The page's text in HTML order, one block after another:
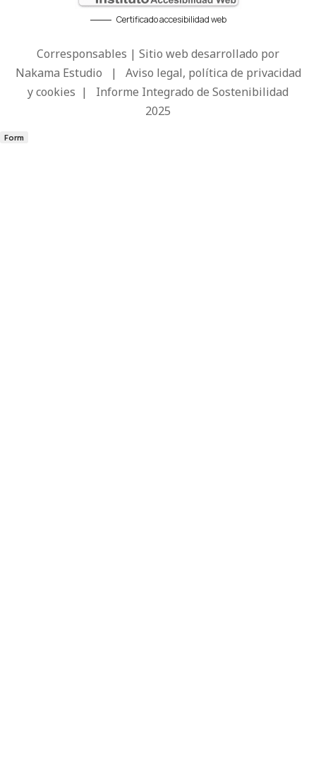
Certificado accesibilidad web
Corresponsables | Sitio web desarrollado por
Nakama Estudio | Aviso legal, política de privacidad
y cookies | Informe Integrado de Sostenibilidad
2025
Form